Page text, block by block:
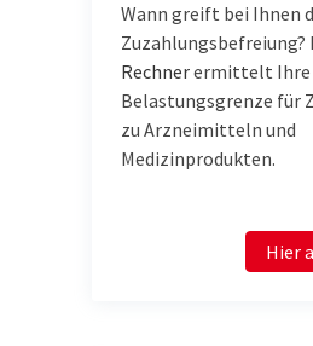
Wann greift bei Ihnen
Zuzahlungsbefreiung?
Rechnerermittelt Ihre
Belastungsgrenze für
zu Arzneimitteln und
Medizinprodukten.
Hier